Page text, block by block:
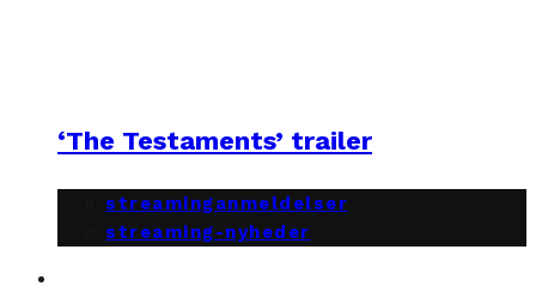
‘The Testaments’ trailer
streaminganmeldelser
streaming-nyheder